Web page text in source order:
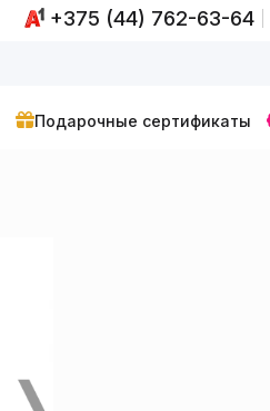
+375 (44) 762-63-64
Подарочные сертификаты